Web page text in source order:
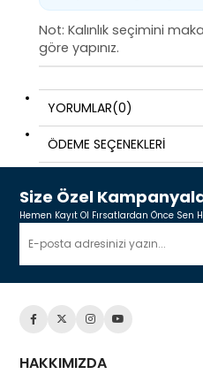
Not: Kalınlık seçimini
göre yapınız.
YORUMLAR(0)
ÖDEME SEÇENEKLERI
Size Özel
Hemen Kayıt Ol Fırsatlardan Önce Sen
HAKKIMIZDA